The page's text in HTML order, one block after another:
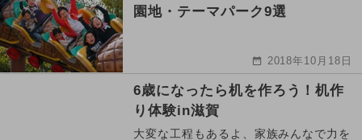
園地・テーマパーク9選
2018年10月18日
6歳になったら机を作ろう！机作
り体験in滋賀
大変な工程もあるよ、家族みんなで力を